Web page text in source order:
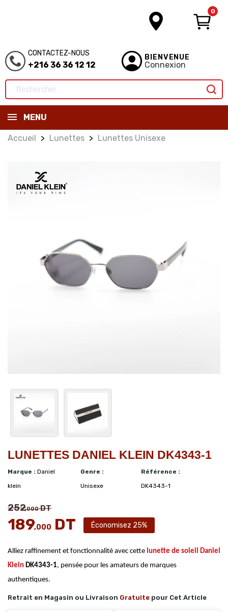
0
CONTACTEZ-NOUS
+216 36 36 12 12
BIENVENUE
Connexion
MENU
Accueil Lunettes Lunettes Unisexe
LUNETTES DANIEL KLEIN DK4343-1
Marque : Daniel
klein
Genre :
Unisexe
Référence :
DK4343-1
252,000DT
189,000 DT Économisez 25%
Alliez raffinement et fonctionnalité avec cette lunette de soleil Daniel
Klein DK4343-1, pensée pour les amateurs de marques
authentiques.
Retrait en Magasin ou Livraison Gratuite pour Cet Article